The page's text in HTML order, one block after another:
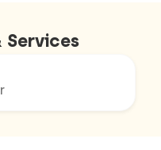
Services